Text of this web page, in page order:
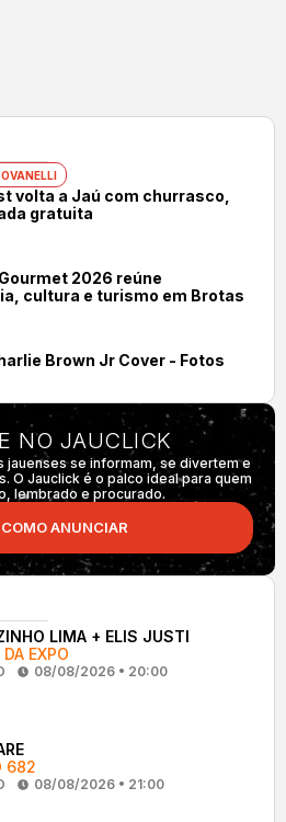
volta a Jaú com churrasco,
gratuita
2026 reúne
cultura e turismo em Brotas
Brown Jr Cover - Fotos
NO JAUCLICK
jauenses se informam, se divertem e
O Jauclick é o palco ideal para quem
lembrado e procurado.
ANUNCIAR
LIMA + ELIS JUSTI
EXPO
08/08/2026 • 20:00
682
08/08/2026 • 21:00